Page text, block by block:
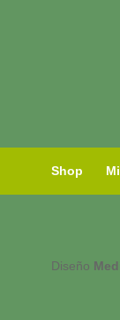
Shop
Diseño